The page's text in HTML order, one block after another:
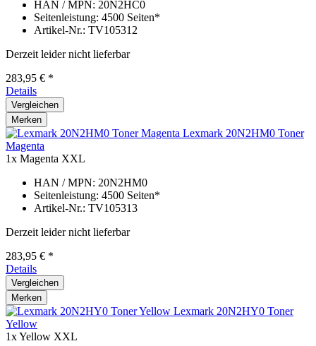
HAN / MPN: 20N2HC0
Seitenleistung: 4500 Seiten*
Artikel-Nr.: TV105312
Derzeit leider nicht lieferbar
283,95 € *
Details
Vergleichen
Merken
Lexmark 20N2HM0 Toner
Magenta
1x Magenta XXL
HAN / MPN: 20N2HM0
Seitenleistung: 4500 Seiten*
Artikel-Nr.: TV105313
Derzeit leider nicht lieferbar
283,95 € *
Details
Vergleichen
Merken
Lexmark 20N2HY0 Toner
Yellow
1x Yellow XXL